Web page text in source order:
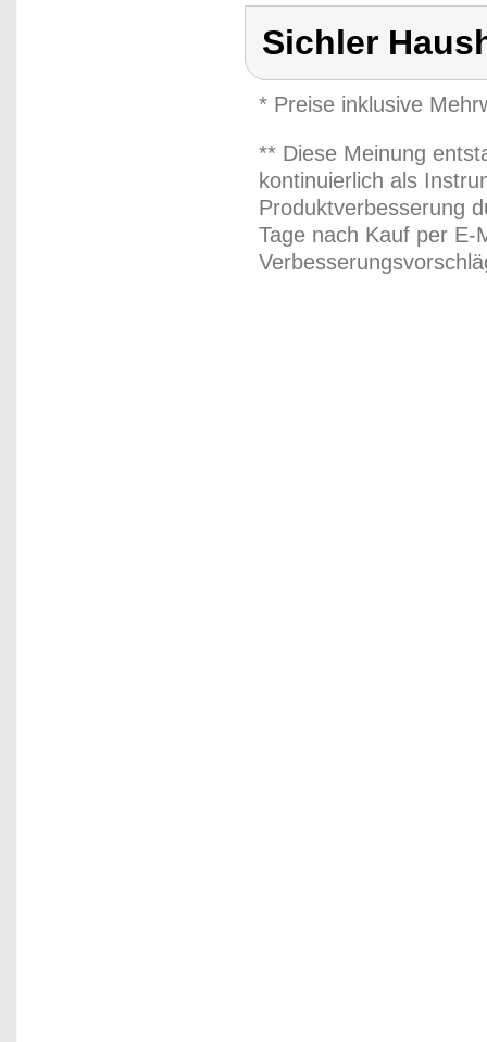
Sichler
* Preise inklusive
** Diese Meinung
kontinuierlich als
Produktverbesserung
Tage nach Kauf per E-